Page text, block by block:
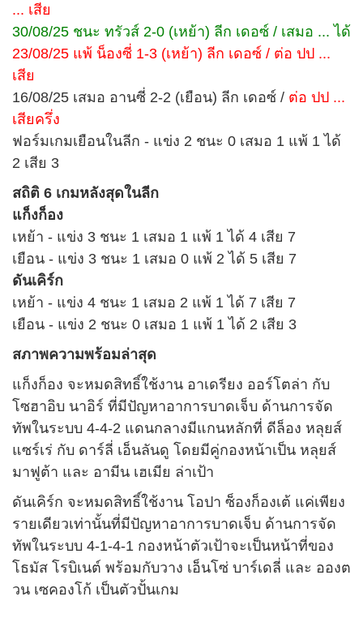
... เสีย
30/08/25 ชนะ ทรัวส์ 2-0 (เหย้า) ลีก เดอซ์ / เสมอ ... ได้
23/08/25 แพ้ น็องซี่ 1-3 (เหย้า) ลีก เดอซ์ / ต่อ ปป ...
เสีย
16/08/25 เสมอ อานซี่ 2-2 (เยือน) ลีก เดอซ์ / ต่อ ปป ...
เสียครึ่ง
ฟอร์มเกมเยือนในลีก - แข่ง 2 ชนะ 0 เสมอ 1 แพ้ 1 ได้
2 เสีย 3
สถิติ 6 เกมหลังสุดในลีก
แก็งก็อง
เหย้า - แข่ง 3 ชนะ 1 เสมอ 1 แพ้ 1 ได้ 4 เสีย 7
เยือน - แข่ง 3 ชนะ 1 เสมอ 0 แพ้ 2 ได้ 5 เสีย 7
ดันเคิร์ก
เหย้า - แข่ง 4 ชนะ 1 เสมอ 2 แพ้ 1 ได้ 7 เสีย 7
เยือน - แข่ง 2 ชนะ 0 เสมอ 1 แพ้ 1 ได้ 2 เสีย 3
สภาพความพร้อมล่าสุด
แก็งก็อง จะหมดสิทธิ์ใช้งาน อาเดรียง ออร์โตล่า กับ
โซฮาอิบ นาอิร์ ที่มีปัญหาอาการบาดเจ็บ ด้านการจัด
ทัพในระบบ 4-4-2 แดนกลางมีแกนหลักที่ ดีล็อง หลุยส์
แซร์เร่ กับ ดาร์ลี่ เอ็นลันดู โดยมีคู่กองหน้าเป็น หลุยส์
มาฟูต้า และ อามีน เฮเมีย ล่าเป้า
ดันเคิร์ก จะหมดสิทธิ์ใช้งาน โอปา ซ็องก็องเต้ แค่เพียง
รายเดียวเท่านั้นที่มีปัญหาอาการบาดเจ็บ ด้านการจัด
ทัพในระบบ 4-1-4-1 กองหน้าตัวเป้าจะเป็นหน้าที่ของ
โธมัส โรบิเนต์ พร้อมกับวาง เอ็นโซ่ บาร์เดลี่ และ อองต
วน เซคองโก้ เป็นตัวปั้นเกม